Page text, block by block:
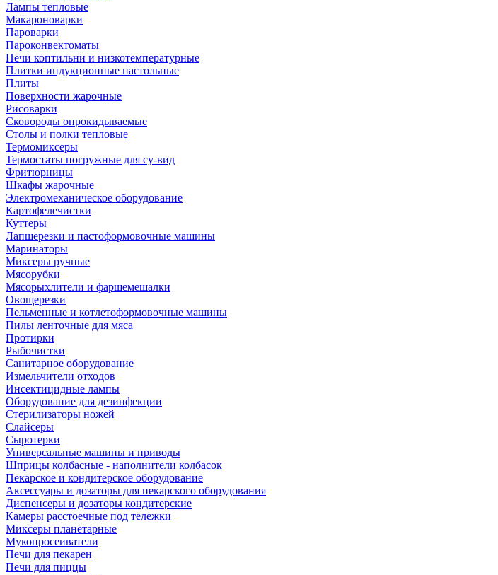
Лампы тепловые
Макароноварки
Пароварки
Пароконвектоматы
Печи коптильни и низкотемпературные
Плитки индукционные настольные
Плиты
Поверхности жарочные
Рисоварки
Сковороды опрокидываемые
Столы и полки тепловые
Термомиксеры
Термостаты погружные для су-вид
Фритюрницы
Шкафы жарочные
Электромеханическое оборудование
Картофелечистки
Куттеры
Лапшерезки и пастоформовочные машины
Маринаторы
Миксеры ручные
Мясорубки
Мясорыхлители и фаршемешалки
Овощерезки
Пельменные и котлетоформовочные машины
Пилы ленточные для мяса
Протирки
Рыбочистки
Санитарное оборудование
Измельчители отходов
Инсектицидные лампы
Оборудование для дезинфекции
Стерилизаторы ножей
Слайсеры
Сыротерки
Универсальные машины и приводы
Шприцы колбасные - наполнители колбасок
Пекарское и кондитерское оборудование
Аксессуары и дозаторы для пекарского оборудования
Диспенсеры и дозаторы кондитерские
Камеры расстоечные под тележки
Миксеры планетарные
Мукопросеиватели
Печи для пекарен
Печи для пиццы